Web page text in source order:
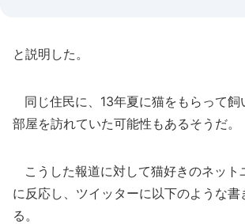
と説明した。
同じ住民に、13年夏に猫をもらって飼
部屋を訪れていた可能性もあるそうだ。
こうした報道に対して猫好きのネット
に反応し、ツイッターに以下のような書
る。